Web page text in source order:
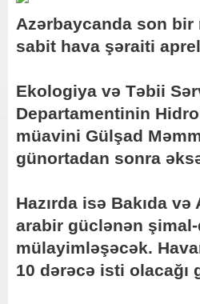
Azərbaycanda son
sabit hava şəraiti
Ekologiya və Təbii
Departamentinin
müavini Gülşad
günortadan sonra
Hazırda isə Bakıda
arabir güclənən
mülayimləşəcək.
10 dərəcə isti olacağı